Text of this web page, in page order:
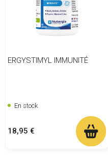
ERGYSTIMYL IMMUNITÉ
En stock
Prix
18,95 €